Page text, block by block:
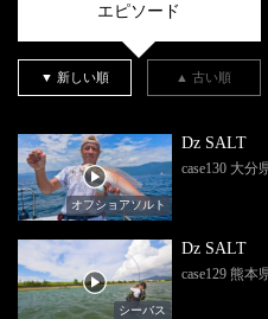
エピソード
▼ 新しい順 ▲ 古い順
オフショアソルト
Dz SALT
case130 大
シーバス
Dz SALT
case129 熊